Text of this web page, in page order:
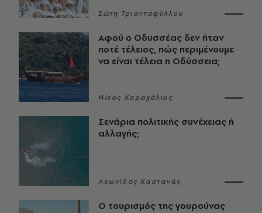
Σώτη Τριανταφύλλου
Αφού ο Οδυσσέας δεν ήταν
ποτέ τέλειος, πώς περιμένουμε
να είναι τέλεια η Οδύσσεια;
Νίκος Καραχάλιος
Σενάρια πολιτικής συνέχειας ή
αλλαγής;
Λεωνίδας Καστανάς
Ο τουρισμός της γουρούνας